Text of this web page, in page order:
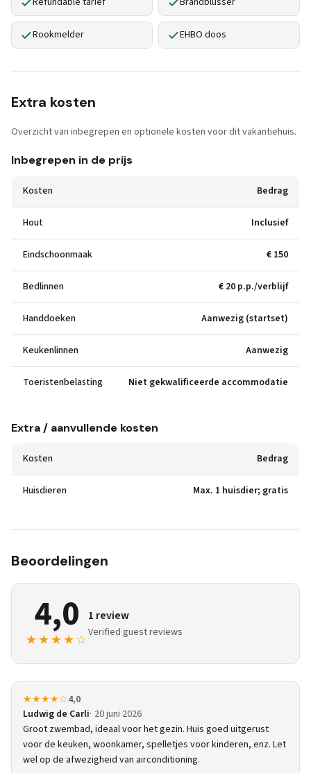
Rookmelder EHBO doos
Extra kosten
Overzicht van inbegrepen en optionele kosten voor dit vakantiehuis.
Inbegrepen in de prijs
Kosten Bedrag
Hout Inclusief
Eindschoonmaak € 150
Bedlinnen € 20 p.p./verblijf
Handdoeken Aanwezig (startset)
Keukenlinnen Aanwezig
Toeristenbelasting Niet gekwalificeerde accommodatie
Extra / aanvullende kosten
Kosten Bedrag
Huisdieren Max. 1 huisdier; gratis
Beoordelingen
4,0
★★★★☆
1 review
Verified guest reviews
★★★★☆4,0
Ludwig de Carli 20 juni 2026
Groot zwembad, ideaal voor het gezin. Huis goed uitgerust
voor de keuken, woonkamer, spelletjes voor kinderen, enz. Let
wel op de afwezigheid van airconditioning.